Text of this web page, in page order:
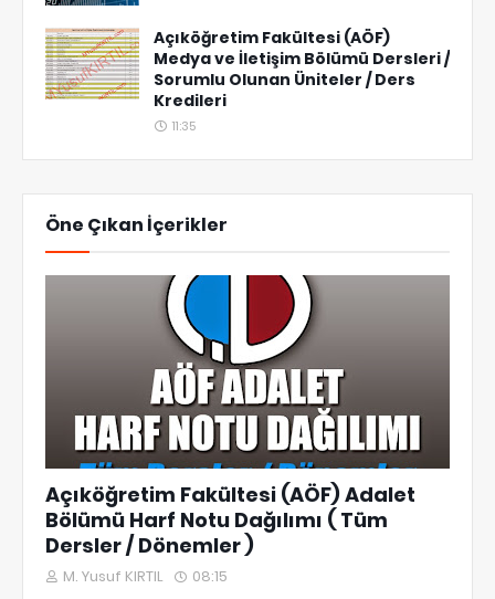
Açıköğretim Fakültesi (AÖF)
Medya ve İletişim Bölümü Dersleri /
Sorumlu Olunan Üniteler / Ders
Kredileri
11:35
Öne Çıkan İçerikler
Açıköğretim Fakültesi (AÖF) Adalet
Bölümü Harf Notu Dağılımı ( Tüm
Dersler / Dönemler )
M. Yusuf KIRTIL 08:15